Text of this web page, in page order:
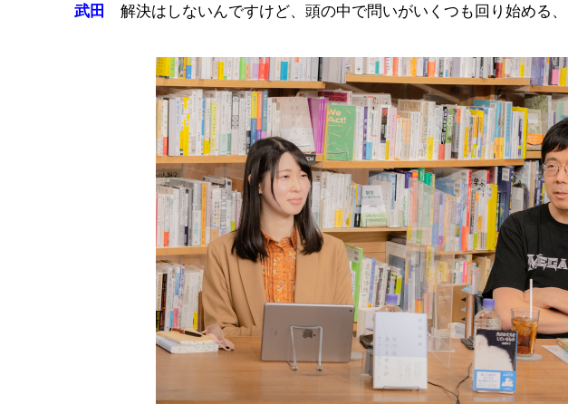
武田 解決はしないんですけど、頭の中で問いがいくつも回り始める、